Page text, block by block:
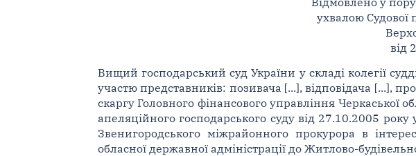
ухвалою Судової
від
Вищий господарський суд України у складі колегії
участю представників: позивача [...], відповідача [...],
скаргу Головного фінансового управління Черкаської
апеляційного господарського суду від 27.10.2005
Звенигородського міжрайонного прокурора в
обласної державної адміністрації до Житлово-